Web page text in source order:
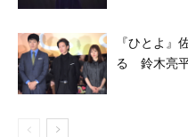
『ひとよ』
る 鈴木亮